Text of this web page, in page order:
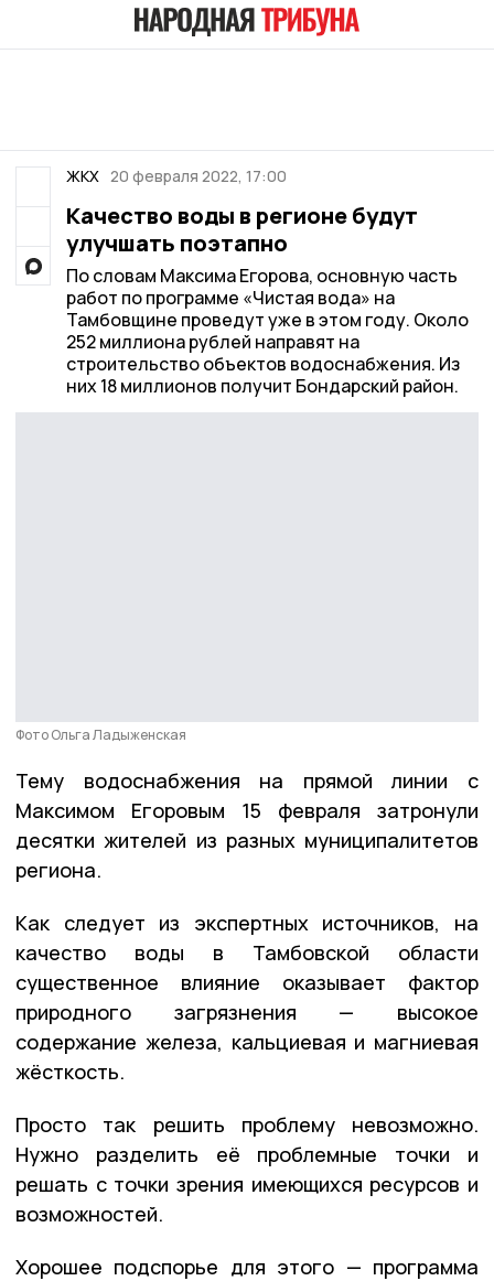
ЖКХ 20 февраля 2022, 17:00
Качество воды в регионе будут
улучшать поэтапно
По словам Максима Егорова, основную часть
работ по программе «Чистая вода» на
Тамбовщине проведут уже в этом году. Около
252 миллиона рублей направят на
строительство объектов водоснабжения. Из
них 18 миллионов получит Бондарский район.
Фото Ольга Ладыженская
Тему водоснабжения на прямой линии с
Максимом Егоровым 15 февраля затронули
десятки жителей из разных муниципалитетов
региона.
Как следует из экспертных источников, на
качество воды в Тамбовской области
существенное влияние оказывает фактор
природного загрязнения — высокое
содержание железа, кальциевая и магниевая
жёсткость.
Просто так решить проблему невозможно.
Нужно разделить её проблемные точки и
решать с точки зрения имеющихся ресурсов и
возможностей.
Хорошее подспорье для этого — программа